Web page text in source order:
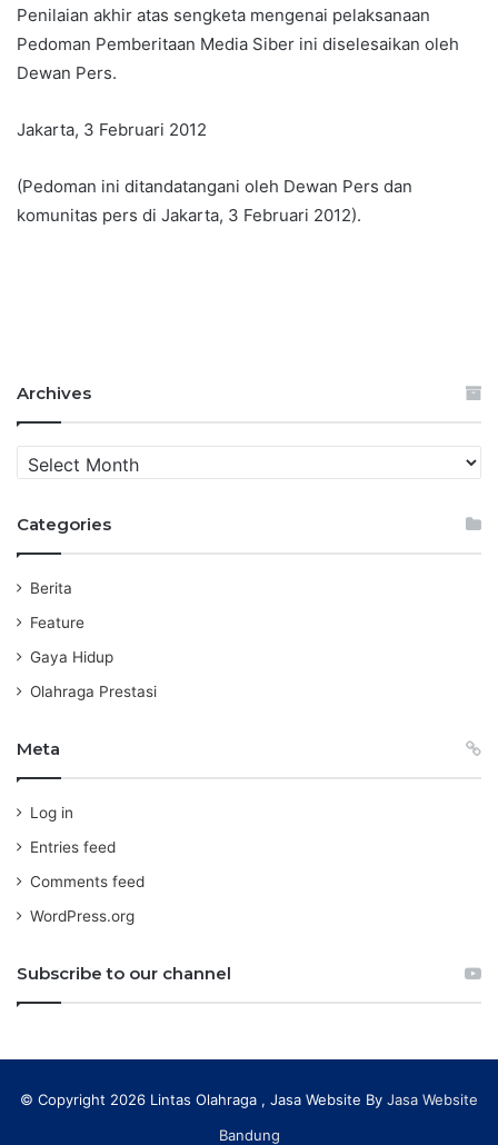
Penilaian akhir atas sengketa mengenai pelaksanaan
Pedoman Pemberitaan Media Siber ini diselesaikan oleh
Dewan Pers.
Jakarta, 3 Februari 2012
(Pedoman ini ditandatangani oleh Dewan Pers dan
komunitas pers di Jakarta, 3 Februari 2012).
Archives
r
h
i
e
s
Categories
Berita
Feature
Gaya Hidup
Olahraga Prestasi
Meta
Log in
Entries feed
Comments feed
WordPress.org
Subscribe to our channel
© Copyright 2026 Lintas Olahraga , Jasa Website By Jasa Website
Bandung